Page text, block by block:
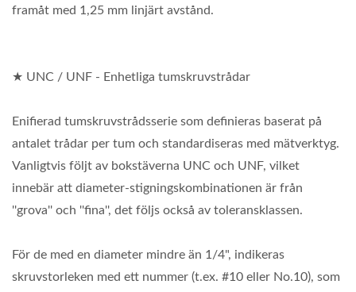
framåt med 1,25 mm linjärt avstånd.
★ UNC / UNF - Enhetliga tumskruvstrådar
Enifierad tumskruvstrådsserie som definieras baserat på
antalet trådar per tum och standardiseras med mätverktyg.
Vanligtvis följt av bokstäverna UNC och UNF, vilket
innebär att diameter-stigningskombinationen är från
''grova'' och ''fina'', det följs också av toleransklassen.
För de med en diameter mindre än 1/4", indikeras
skruvstorleken med ett nummer (t.ex. #10 eller No.10), som